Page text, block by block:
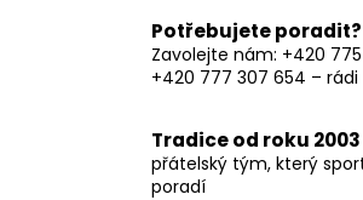
Potřebujete poradit?
Zavolejte nám: +420
+420 777 307 654 –
Tradice od roku 2003
přátelský tým, který
poradí